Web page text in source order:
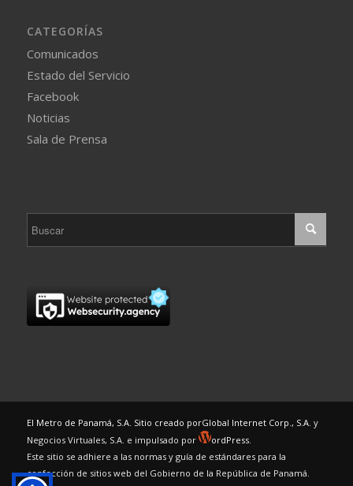
CATEGORÍAS
Comunicados
Estado del Servicio
Facebook
Noticias
Sala de Prensa
El Metro de Panamá, S.A. Sitio creado porGlobal Internet Corp., S.A. y
Negocios Virtuales, S.A. e impulsado por
ordPress.
Este sitio se adhiere a las normas y guía de estándares para la
confección de sitios web del Gobierno de la República de Panamá.